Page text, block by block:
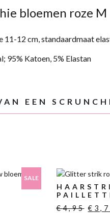
bloemen roze M
11-12 cm, standaardmaat
95% Katoen, 5% Elastan
EEN
SALE
€4,95 €